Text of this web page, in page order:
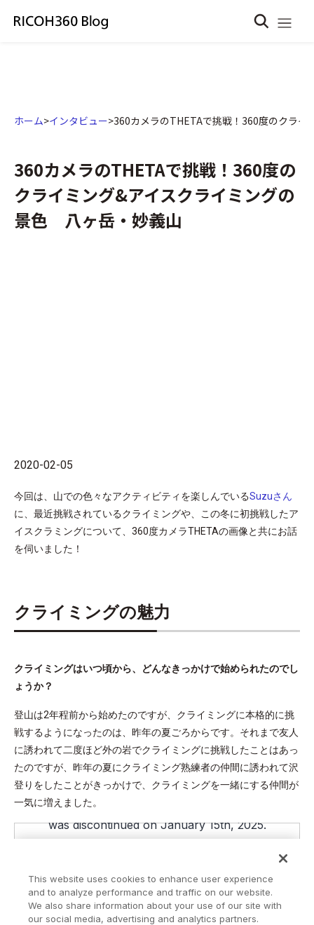
ホーム>インタビュー>360カメラのTHETAで挑戦！360度のクラ
360カメラのTHETAで挑戦！360度の
クライミング&アイスクライミングの
景色 八ヶ岳・妙義山
2020-02-05
今回は、山での色々なアクティビティを楽しんでいるSuzuさん
に、最近挑戦されているクライミングや、この冬に初挑戦したア
イスクラミングについて、360度カメラTHETAの画像と共にお話
を伺いました！
クライミングの魅力
クライミングはいつ頃から、どんなきっかけで始められたのでし
ょうか？
登山は2年程前から始めたのですが、クライミングに本格的に挑
戦するようになったのは、昨年の夏ごろからです。それまで友人
に誘われて二度ほど外の岩でクライミングに挑戦したことはあっ
たのですが、昨年の夏にクライミング熟練者の仲間に誘われて沢
登りをしたことがきっかけで、クライミングを一緒にする仲間が
一気に増えました。